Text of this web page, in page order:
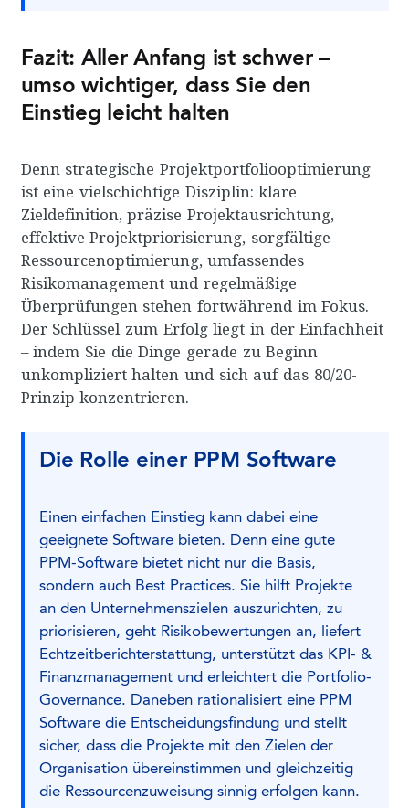
Fazit: Aller Anfang ist schwer –
umso wichtiger, dass Sie den
Einstieg leicht halten
Denn strategische Projektportfoliooptimierung
ist eine vielschichtige Disziplin: klare
Zieldefinition, präzise Projektausrichtung,
effektive Projektpriorisierung, sorgfältige
Ressourcenoptimierung, umfassendes
Risikomanagement und regelmäßige
Überprüfungen stehen fortwährend im Fokus.
Der Schlüssel zum Erfolg liegt in der Einfachheit
– indem Sie die Dinge gerade zu Beginn
unkompliziert halten und sich auf das 80/20-
Prinzip konzentrieren.
Die Rolle einer PPM Software
Einen einfachen Einstieg kann dabei eine
geeignete Software bieten. Denn eine gute
PPM-Software bietet nicht nur die Basis,
sondern auch Best Practices. Sie hilft Projekte
an den Unternehmenszielen auszurichten, zu
priorisieren, geht Risikobewertungen an, liefert
Echtzeitberichterstattung, unterstützt das KPI- &
Finanzmanagement und erleichtert die Portfolio-
Governance. Daneben rationalisiert eine PPM
Software die Entscheidungsfindung und stellt
sicher, dass die Projekte mit den Zielen der
Organisation übereinstimmen und gleichzeitig
die Ressourcenzuweisung sinnig erfolgen kann.